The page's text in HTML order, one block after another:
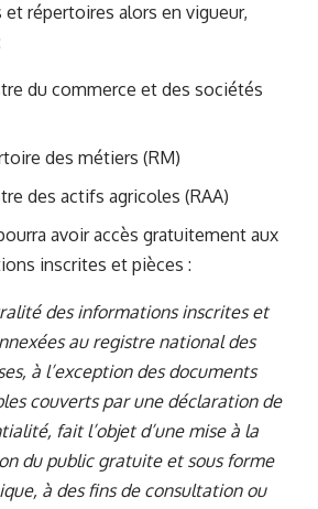
et répertoires alors en vigueur,
du commerce et des sociétés
des métiers (RM)
des actifs agricoles (RAA)
avoir accès gratuitement aux
inscrites et pièces :
des informations inscrites et
au registre national des
à l’exception des documents
couverts par une déclaration de
fait l’objet d’une mise à la
du public gratuite et sous forme
à des fins de consultation ou